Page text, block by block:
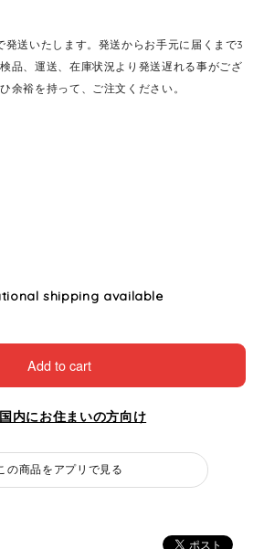
発送いたします。発送からお手元に届くまで3
品、運送、在庫状況より発送遅れる事がござ
余裕を持って、ご注文ください。
shipping available
Add to cart
内にお住まいの方向け
の商品をアプリで見る